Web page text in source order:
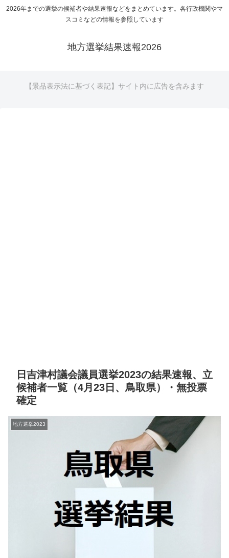
2026年までの選挙の候補者や結果速報などをまとめています。各行政機関やマ
スコミなどの情報を参照しています
地方選挙結果速報2026
【景品表示法に基づく表記】サイト内に広告を含みます
日吉津村議会議員選挙2023の結果速報、立
候補者一覧（4月23日、鳥取県）・無投票
確定
地方選挙2023